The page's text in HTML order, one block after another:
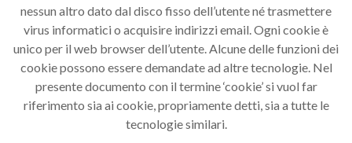
nessun altro dato dal disco fisso dell’utente né trasmettere
virus informatici o acquisire indirizzi email. Ogni cookie è
unico per il web browser dell’utente. Alcune delle funzioni dei
cookie possono essere demandate ad altre tecnologie. Nel
presente documento con il termine ‘cookie’ si vuol far
riferimento sia ai cookie, propriamente detti, sia a tutte le
tecnologie similari.